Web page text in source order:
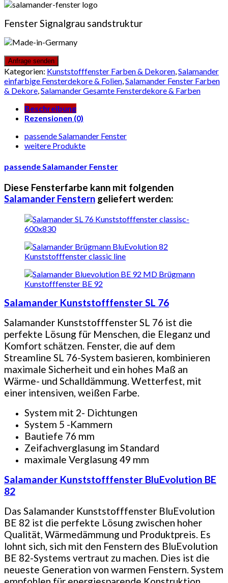
Fenster Signalgrau sandstruktur
Kategorien: Kunststofffenster Farben & Dekoren,Salamander
einfarbige Fensterdekore & Folien,Salamander Fenster Farben
& Dekore,Salamander Gesamte Fensterdekore & Farben
Beschreibung
Rezensionen (0)
passende Salamander Fenster
weitere Produkte
passende Salamander Fenster
Diese Fensterfarbe kann mit folgenden
Salamander Fenstern geliefert werden:
Salamander Kunststofffenster SL 76
Salamander Kunststofffenster SL 76 ist die
perfekte Lösung für Menschen, die Eleganz und
Komfort schätzen. Fenster, die auf dem
Streamline SL 76-System basieren, kombinieren
maximale Sicherheit und ein hohes Maß an
Wärme- und Schalldämmung. Wetterfest, mit
einer intensiven, weißen Farbe.
System mit 2- Dichtungen
System 5 -Kammern
Bautiefe 76 mm
Zeifachverglasung im Standard
maximale Verglasung 49 mm
Salamander Kunststofffenster BluEvolution BE
82
Das Salamander Kunststofffenster BluEvolution
BE 82 ist die perfekte Lösung zwischen hoher
Qualität, Wärmedämmung und Produktpreis. Es
lohnt sich, sich mit den Fenstern des BluEvolution
BE 82-Systems vertraut zu machen. Dies ist die
neueste Generation von warmen Fenstern. System